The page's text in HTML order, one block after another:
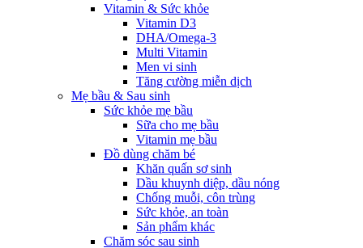
Vitamin & Sức khỏe
Vitamin D3
DHA/Omega-3
Multi Vitamin
Men vi sinh
Tăng cường miễn dịch
Mẹ bầu & Sau sinh
Sức khỏe mẹ bầu
Sữa cho mẹ bầu
Vitamin mẹ bầu
Đồ dùng chăm bé
Khăn quấn sơ sinh
Dầu khuynh diệp, dầu nóng
Chống muỗi, côn trùng
Sức khỏe, an toàn
Sản phẩm khác
Chăm sóc sau sinh